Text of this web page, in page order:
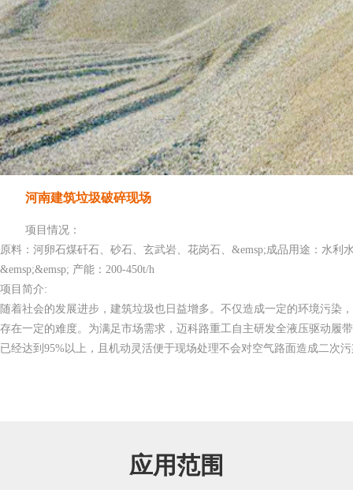
河南建筑垃圾破碎现场
项目情况：
原料：河卵石煤矸石、砂石、玄武岩、花岗石、&emsp;成品用途：水利
&emsp;&emsp; 产能：200-450t/h
项目简介:
随着社会的发展进步，建筑垃圾也日益增多。不仅造成一定的环境污染
存在一定的难度。为满足市场需求，迈科路重工自主研发全液压驱动履
已经达到95%以上，且机动灵活便于现场处理不会对空气路面造成二次
应用范围